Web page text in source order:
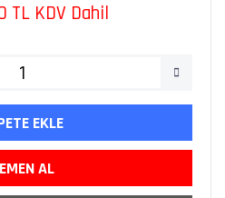
TL KDV Dahil
EKLE
AL